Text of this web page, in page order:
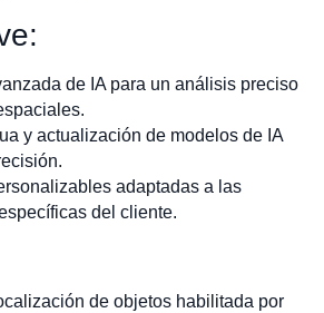
de IA para un análisis preciso
y actualización de modelos de IA
adaptadas a las
del cliente.
de objetos habilitada por